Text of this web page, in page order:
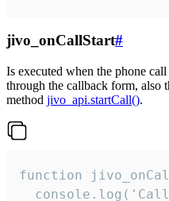
jivo_onCallStart#
Is executed when the phone
through the callback form, also
method jivo_api.startCall().
function